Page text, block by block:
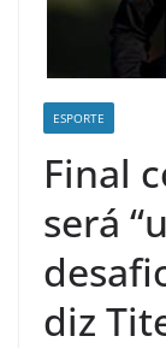
ESPORTE
Final
será
diz